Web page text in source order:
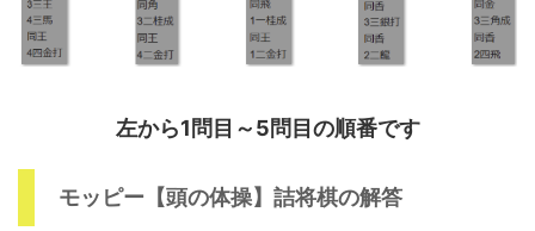
左から1問目～5問目の順番です
モッピー【頭の体操】詰将棋の解答